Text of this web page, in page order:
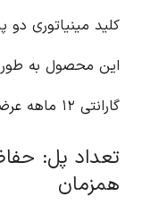
گارانتی ۱۲ ماهه عرضه می شود.
تعداد پل:
همزمان